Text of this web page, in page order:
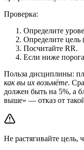
Проверка:
Определите
Определите цель
Посчитайте RR.
Если ниже
Польза дисциплины:
как вы их возьмёте.
должен быть на 5%, а
выше» — отказ от
Не растягивайте цель,